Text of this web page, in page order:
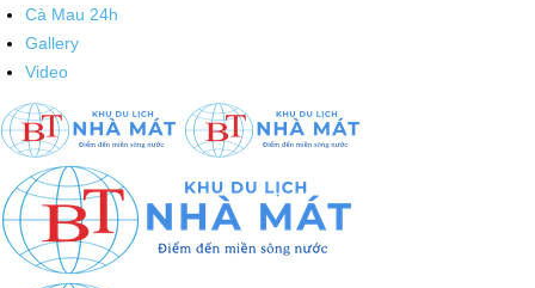
Cà Mau 24h
Gallery
Video